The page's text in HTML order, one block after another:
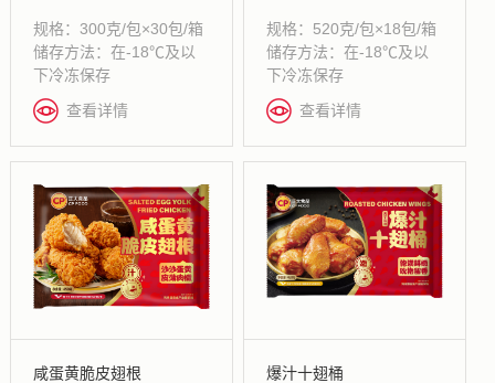
规格：300克/包×30包/箱
储存方法：在-18℃及以
下冷冻保存
查看详情
规格：520克/包×18包/箱
储存方法：在-18℃及以
下冷冻保存
查看详情
咸蛋黄脆皮翅根 爆汁十翅桶